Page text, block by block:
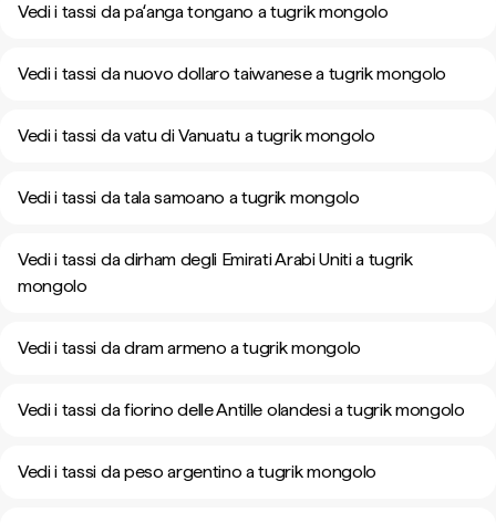
Vedi i tassi da paʻanga tongano a tugrik mongolo
Vedi i tassi da nuovo dollaro taiwanese a tugrik mongolo
Vedi i tassi da vatu di Vanuatu a tugrik mongolo
Vedi i tassi da tala samoano a tugrik mongolo
Vedi i tassi da dirham degli Emirati Arabi Uniti a tugrik
mongolo
Vedi i tassi da dram armeno a tugrik mongolo
Vedi i tassi da fiorino delle Antille olandesi a tugrik mongolo
Vedi i tassi da peso argentino a tugrik mongolo